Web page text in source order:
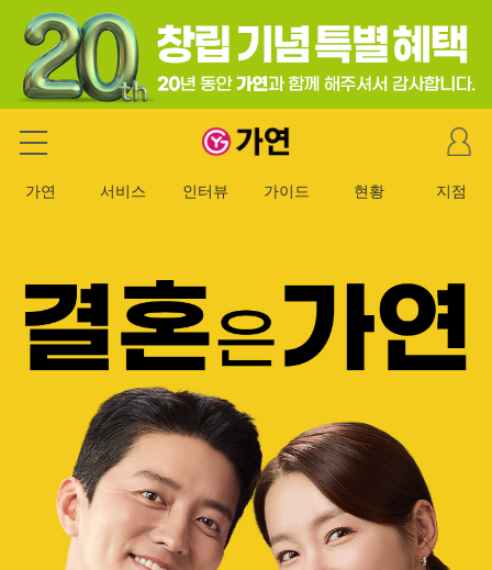
가연 결혼정보회사
마
이
이
가연 서비스 인터뷰 가이드 현황 지점